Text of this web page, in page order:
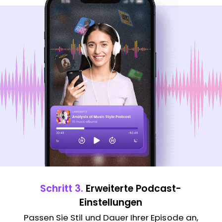
Schritt 4.Jetzt Podcast erstellen
Nach dem Klick auf „KI Podcast erstellen“